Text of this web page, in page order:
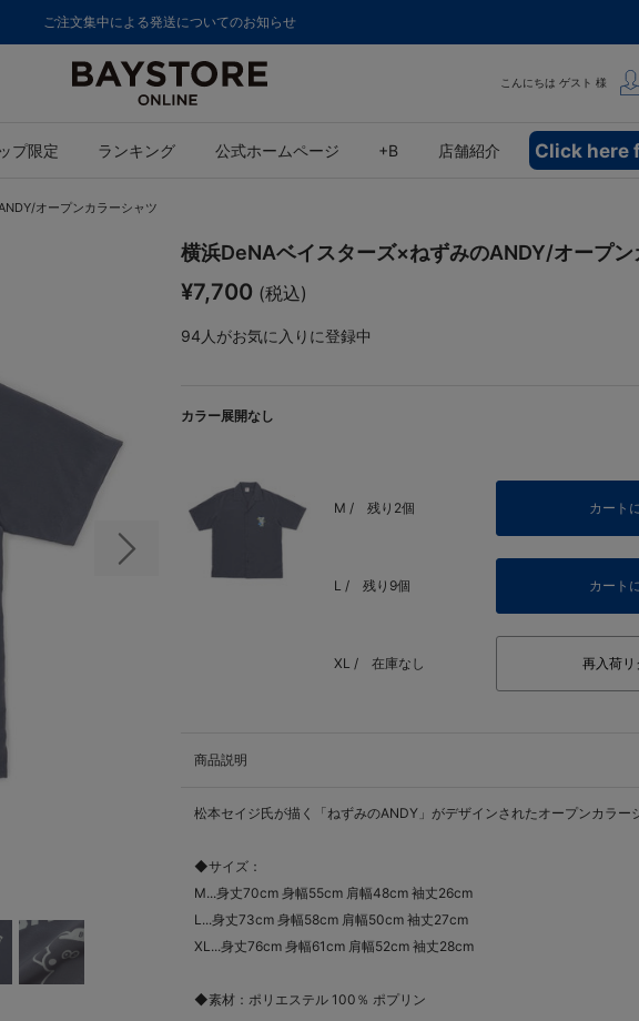
ご注文集中による発送についてのお知らせ
こんにちは ゲスト 様
プ限定 ランキング 公式ホームページ +B 店舗紹介 Click here
オープンカラーシャツ
次の画像
横浜DeNAベイスターズ×ねずみのANDY/オープン
¥7,700 (税込)
94 人がお気に入りに登録中
カラー展開なし
M / 残り2個 カート
L / 残り9個 カート
XL / 在庫なし 再入荷リ
商品説明
松本セイジ氏が描く「ねずみのANDY」がデザインされたオープンカラー
◆サイズ：
M...身丈70cm 身幅55cm 肩幅48cm 袖丈26cm
L...身丈73cm 身幅58cm 肩幅50cm 袖丈27cm
XL...身丈76cm 身幅61cm 肩幅52cm 袖丈28cm
◆素材：ポリエステル 100％ ポプリン